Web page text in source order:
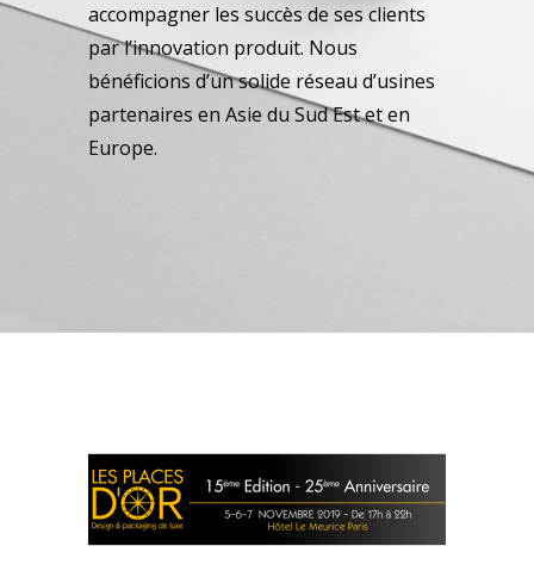
accompagner les succès de ses clients
par l’innovation produit. Nous
bénéficions d’un solide réseau d’usines
partenaires en Asie du Sud Est et en
Europe.